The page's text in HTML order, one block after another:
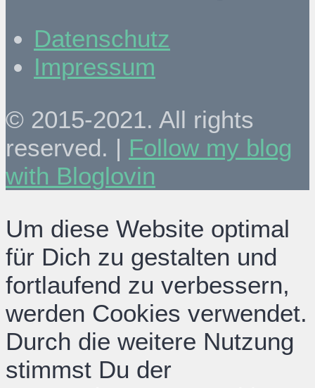
Datenschutz
Impressum
© 2015-2021. All rights
reserved. | Follow my blog
with Bloglovin
Um diese Website optimal
für Dich zu gestalten und
fortlaufend zu verbessern,
werden Cookies verwendet.
Durch die weitere Nutzung
stimmst Du der